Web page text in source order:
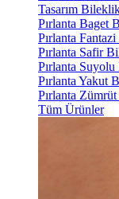
Tasarım
Pırlanta Baget
Pırlanta
Pırlanta Safir
Pırlanta
Pırlanta Yakut
Pırlanta
Tüm Ürünler